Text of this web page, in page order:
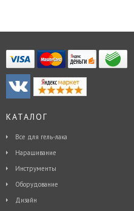
КАТАЛОГ
Все для гель-лака
Наращивание
Инструменты
Оборудование
Дизайн